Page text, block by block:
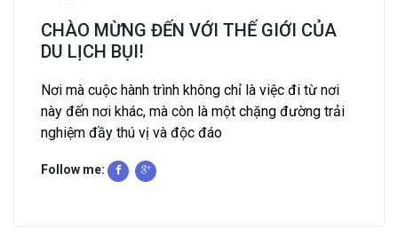
CHÀO MỪNG ĐẾN VỚI THẾ GIỚI CỦA
DU LỊCH BỤI!
Nơi mà cuộc hành trình không chỉ là việc đi từ nơi
này đến nơi khác, mà còn là một chặng đường trải
nghiệm đầy thú vị và độc đáo
Follow me: